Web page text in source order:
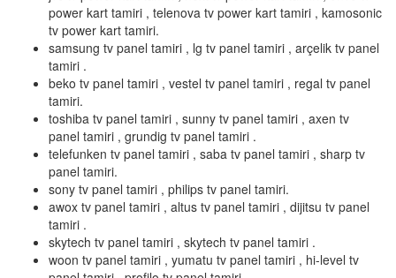
power kart tamiri , telenova tv power kart tamiri , kamosonic
tv power kart tamiri.
samsung tv panel tamiri , lg tv panel tamiri , arçelik tv panel
tamiri .
beko tv panel tamiri , vestel tv panel tamiri , regal tv panel
tamiri.
toshiba tv panel tamiri , sunny tv panel tamiri , axen tv
panel tamiri , grundig tv panel tamiri .
telefunken tv panel tamiri , saba tv panel tamiri , sharp tv
panel tamiri.
sony tv panel tamiri , philips tv panel tamiri.
awox tv panel tamiri , altus tv panel tamiri , dijitsu tv panel
tamiri .
skytech tv panel tamiri , skytech tv panel tamiri .
woon tv panel tamiri , yumatu tv panel tamiri , hi-level tv